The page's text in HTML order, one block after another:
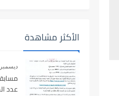
الأكثر مشاهدة
ديسمبر 11, 2025
عدد